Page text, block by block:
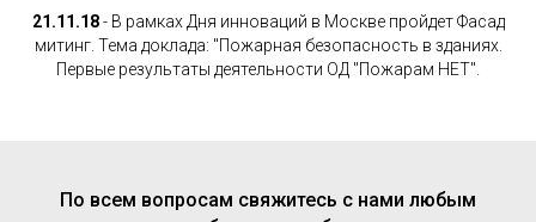
21.11.18- В рамках Дня инноваций в Москве пройдет Фасад
митинг. Тема доклада: "Пожарная безопасность в зданиях.
Первые результаты деятельности ОД "Пожарам НЕТ".
По всем вопросам свяжитесь с нами любым